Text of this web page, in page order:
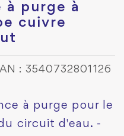
purge à
cuivre
: 3540732801126
à purge pour le
circuit d'eau. -